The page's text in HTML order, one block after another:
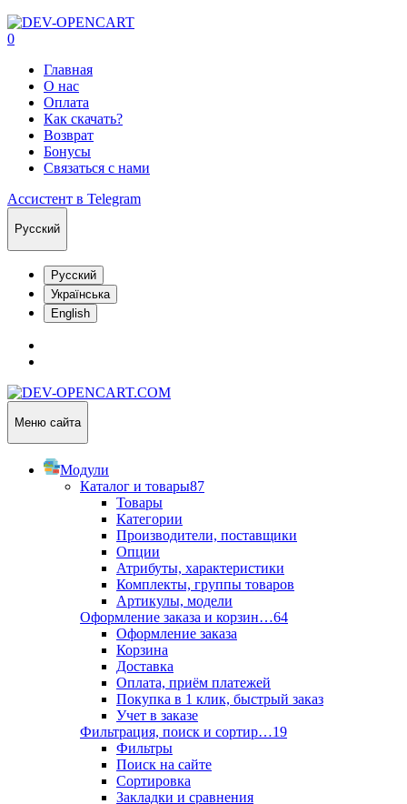
0
Главная
О нас
Оплата
Как скачать?
Возврат
Бонусы
Связаться с нами
Ассистент в Telegram
Русский
Русский
Українська
English
Меню сайта
Модули
Каталог и товары87
Товары
Категории
Производители, поставщики
Опции
Атрибуты, характеристики
Комплекты, группы товаров
Артикулы, модели
Оформление заказа и корзин…64
Оформление заказа
Корзина
Доставка
Оплата, приём платежей
Покупка в 1 клик, быстрый заказ
Учет в заказе
Фильтрация, поиск и сортир…19
Фильтры
Поиск на сайте
Сортировка
Закладки и сравнения